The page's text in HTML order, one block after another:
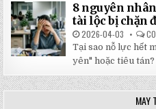
8 nguyên
tài lộc bị chặn
2026-04-03
Tại sao nỗ lực hết
yên" hoặc tiêu
MAY